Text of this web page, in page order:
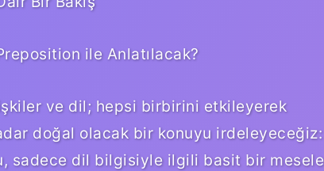
ile Anlatılacak?
ve dil; hepsi birbirini etkileyerek
doğal olacak bir konuyu irdeleyeceğiz:
sadece dil bilgisiyle ilgili basit bir mesele